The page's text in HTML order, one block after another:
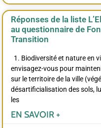
Réponses de la liste
au questionnaire de
Transition
1. Biodiversité et nature en
envisagez-vous pour
sur le territoire de la ville
désartificialisation des sols,
les
EN SAVOIR +